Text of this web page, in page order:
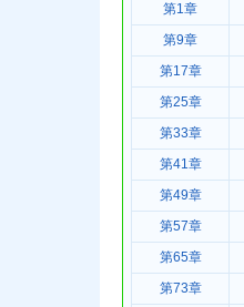
第1章
第9章
第17章
第25章
第33章
第41章
第49章
第57章
第65章
第73章